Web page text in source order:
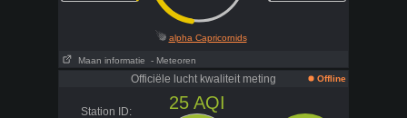
alpha Capricornids
Maan informatie - Meteoren
Officiële lucht kwaliteit meting Offline
Station ID: 25 AQI